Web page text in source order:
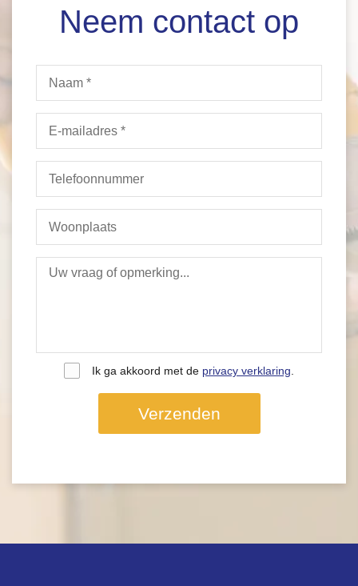
Neem contact op
Ik ga akkoord met de privacy verklaring.
Verzenden